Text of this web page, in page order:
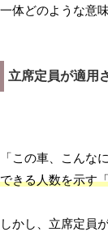
一体どのような意
立席定員が適用
「この車、こんな
できる人数を示す
しかし、立席定員